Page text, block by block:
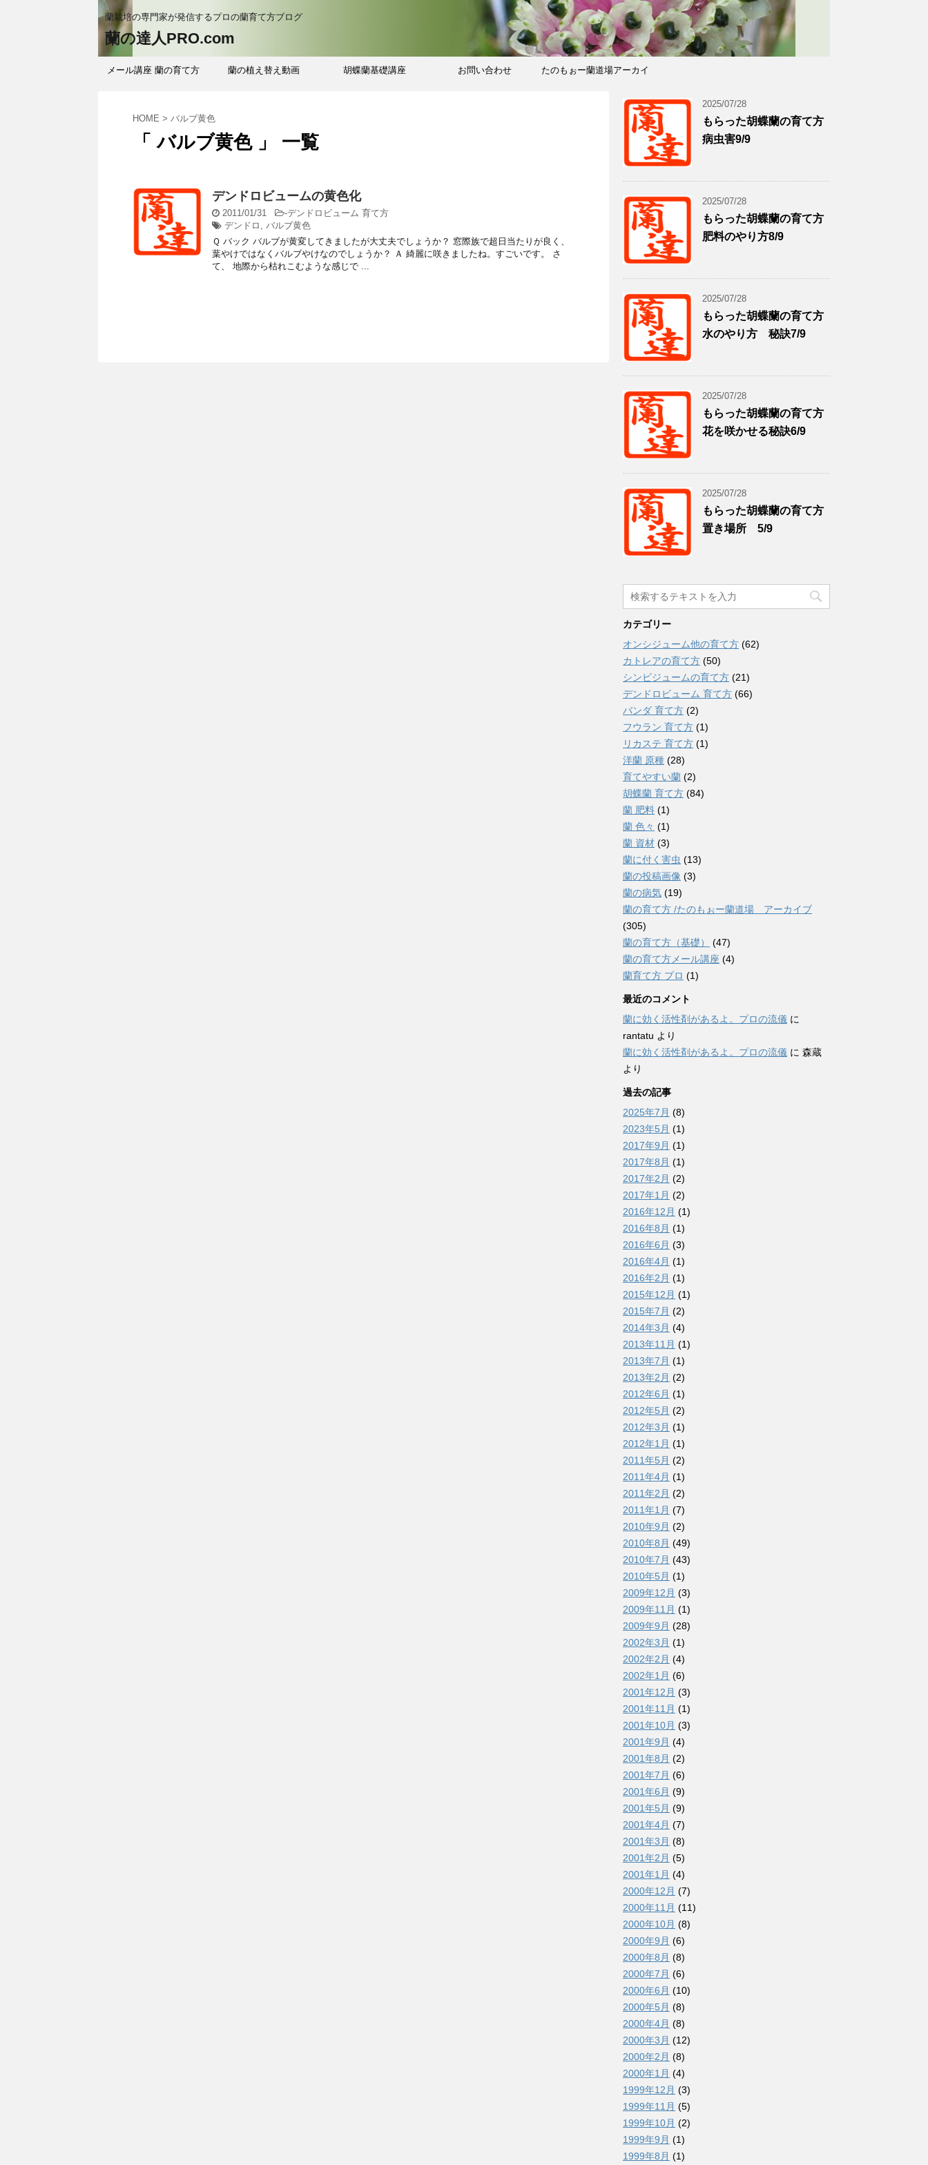
蘭栽培の専門家が発信するプロの蘭育て方ブログ
蘭の達人PRO.com
メール講座 蘭の育て方 蘭の植え替え動画 胡蝶蘭基礎講座 お問い合わせ たのもぉー蘭道場アーカイ
HOME > バルブ黄色
「 バルブ黄色 」 一覧
デンドロビュームの黄色化
2011/01/31 -デンドロビューム 育て方
デンドロ , バルブ黄色
Ｑ バック バルブが黄変してきましたが大丈夫でしょうか？ 窓際族で超日当たりが良く、
葉やけではなくバルブやけなのでしょうか？ Ａ 綺麗に咲きましたね。すごいです。 さ
て、 地際から枯れこむような感じで ...
2025/07/28
もらった胡蝶蘭の育て方
病虫害9/9
2025/07/28
もらった胡蝶蘭の育て方
肥料のやり方8/9
2025/07/28
もらった胡蝶蘭の育て方
水のやり方 秘訣7/9
2025/07/28
もらった胡蝶蘭の育て方
花を咲かせる秘訣6/9
2025/07/28
もらった胡蝶蘭の育て方
置き場所 5/9
カテゴリー
オンシジューム他の育て方 (62)
カトレアの育て方 (50)
シンビジュームの育て方 (21)
デンドロビューム 育て方 (66)
バンダ 育て方 (2)
フウラン 育て方 (1)
リカステ 育て方 (1)
洋蘭 原種 (28)
育てやすい蘭 (2)
胡蝶蘭 育て方 (84)
蘭 肥料 (1)
蘭 色々 (1)
蘭 資材 (3)
蘭に付く害虫 (13)
蘭の投稿画像 (3)
蘭の病気 (19)
蘭の育て方 /たのもぉー蘭道場 アーカイブ
(305)
蘭の育て方（基礎）
(47)
蘭の育て方メール講座 (4)
蘭育て方 プロ (1)
最近のコメント
蘭に効く活性剤があるよ。プロの流儀 に
rantatu より
蘭に効く活性剤があるよ。プロの流儀 に 森蔵
より
過去の記事
2025年7月 (8)
2023年5月 (1)
2017年9月 (1)
2017年8月 (1)
2017年2月 (2)
2017年1月 (2)
2016年12月 (1)
2016年8月 (1)
2016年6月 (3)
2016年4月 (1)
2016年2月 (1)
2015年12月 (1)
2015年7月 (2)
2014年3月 (4)
2013年11月 (1)
2013年7月 (1)
2013年2月 (2)
2012年6月 (1)
2012年5月 (2)
2012年3月 (1)
2012年1月 (1)
2011年5月 (2)
2011年4月 (1)
2011年2月 (2)
2011年1月 (7)
2010年9月 (2)
2010年8月 (49)
2010年7月 (43)
2010年5月 (1)
2009年12月 (3)
2009年11月 (1)
2009年9月 (28)
2002年3月 (1)
2002年2月 (4)
2002年1月 (6)
2001年12月 (3)
2001年11月 (1)
2001年10月 (3)
2001年9月 (4)
2001年8月 (2)
2001年7月 (6)
2001年6月 (9)
2001年5月 (9)
2001年4月 (7)
2001年3月 (8)
2001年2月 (5)
2001年1月 (4)
2000年12月 (7)
2000年11月 (11)
2000年10月 (8)
2000年9月 (6)
2000年8月 (8)
2000年7月 (6)
2000年6月 (10)
2000年5月 (8)
2000年4月 (8)
2000年3月 (12)
2000年2月 (8)
2000年1月 (4)
1999年12月 (3)
1999年11月 (5)
1999年10月 (2)
1999年9月 (1)
1999年8月 (1)